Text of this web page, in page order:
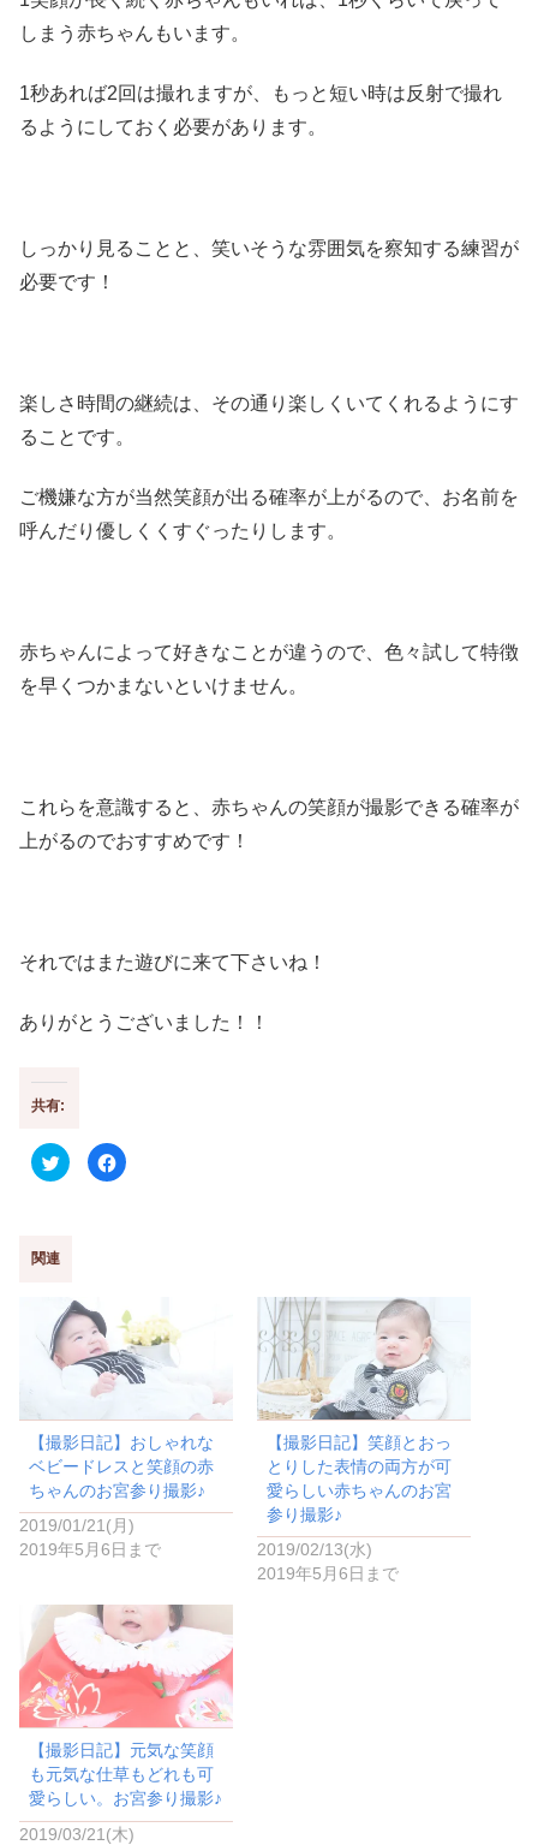
しまう赤ちゃんもいます。
1秒あれば2回は撮れますが、もっと短い時は反射で撮れ
るようにしておく必要があります。
しっかり見ることと、笑いそうな雰囲気を察知する練習が
必要です！
楽しさ時間の継続は、その通り楽しくいてくれるようにす
ることです。
ご機嫌な方が当然笑顔が出る確率が上がるので、お名前を
呼んだり優しくくすぐったりします。
赤ちゃんによって好きなことが違うので、色々試して特徴
を早くつかまないといけません。
これらを意識すると、赤ちゃんの笑顔が撮影できる確率が
上がるのでおすすめです！
それではまた遊びに来て下さいね！
ありがとうございました！！
共有:
ク
リ
e
r
で
共
有
し
い
ウ
ィ
ド
ウ
で
開
き
ま
F
a
す
る
に
は
ク
リ
ク
し
て
く
だ
さ
い
(
新
し
い
ン
ド
ウ
で
開
き
す
)
関連
【撮影日記】おしゃれな
ベビードレスと笑顔の赤
ちゃんのお宮参り撮影♪
2019/01/21(月)
2019年5月6日まで
【撮影日記】笑顔とおっ
とりした表情の両方が可
愛らしい赤ちゃんのお宮
参り撮影♪
2019/02/13(水)
2019年5月6日まで
【撮影日記】元気な笑顔
も元気な仕草もどれも可
愛らしい。お宮参り撮影♪
2019/03/21(木)